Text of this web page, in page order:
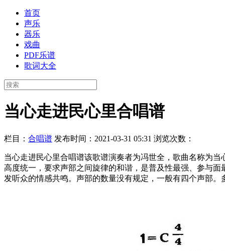
首页
声乐
器乐
戏曲
PDF乐谱
歌词大全
当心走进民心里合唱谱
栏目： 合唱谱 发布时间：2021-03-31 05:31 浏览次数：
当心走进民心里合唱谱该歌谱演奏者为冯世全，歌曲名称为
高度统一，要求声部之间旋律的和谐，是普及性最强、参与
发听众的情感共鸣。声部的数量没有规定，一般有四个声部